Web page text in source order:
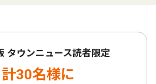
タウンニュース読者限定
30名様に